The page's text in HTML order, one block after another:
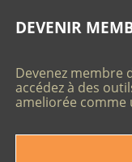
DEVENIR
Devenez membre
accédez à des
ameliorée comme